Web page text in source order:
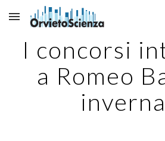
Skip to main content
I concorsi
a Romeo